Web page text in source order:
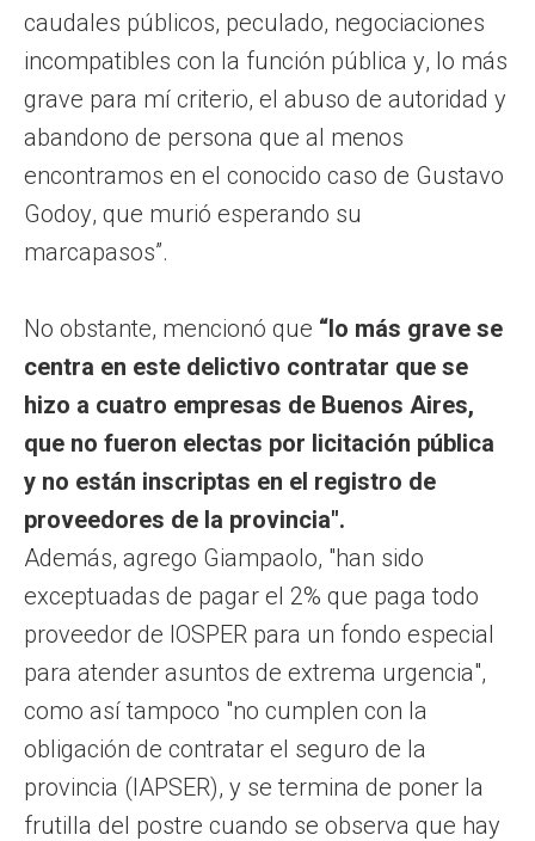
caudales públicos, peculado, negociaciones
incompatibles con la función pública y, lo más
grave para mí criterio, el abuso de autoridad y
abandono de persona que al menos
encontramos en el conocido caso de Gustavo
Godoy, que murió esperando su
marcapasos”.
No obstante, mencionó que “lo más grave se
centra en este delictivo contratar que se
hizo a cuatro empresas de Buenos Aires,
que no fueron electas por licitación pública
y no están inscriptas en el registro de
proveedores de la provincia".
Además, agrego Giampaolo, "han sido
exceptuadas de pagar el 2% que paga todo
proveedor de IOSPER para un fondo especial
para atender asuntos de extrema urgencia",
como así tampoco "no cumplen con la
obligación de contratar el seguro de la
provincia (IAPSER), y se termina de poner la
frutilla del postre cuando se observa que hay